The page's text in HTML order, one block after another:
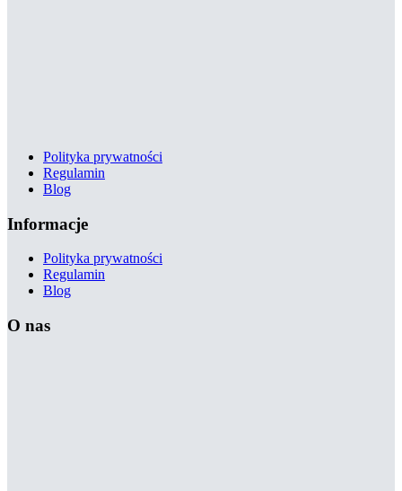
Polityka prywatności
Regulamin
Blog
Informacje
Polityka prywatności
Regulamin
Blog
O nas